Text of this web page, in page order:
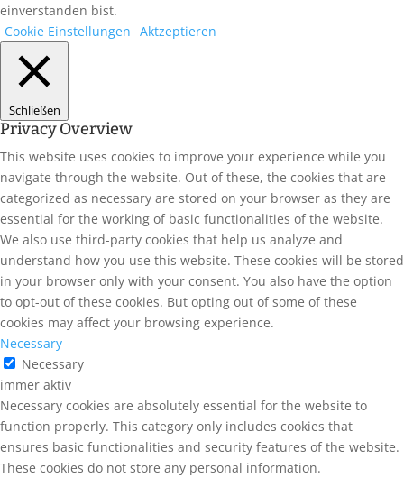
einverstanden bist.
Cookie Einstellungen Aktzeptieren
Schließen
Privacy Overview
This website uses cookies to improve your experience while you
navigate through the website. Out of these, the cookies that are
categorized as necessary are stored on your browser as they are
essential for the working of basic functionalities of the website.
We also use third-party cookies that help us analyze and
understand how you use this website. These cookies will be stored
in your browser only with your consent. You also have the option
to opt-out of these cookies. But opting out of some of these
cookies may affect your browsing experience.
Necessary
Necessary
immer aktiv
Necessary cookies are absolutely essential for the website to
function properly. This category only includes cookies that
ensures basic functionalities and security features of the website.
These cookies do not store any personal information.